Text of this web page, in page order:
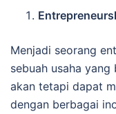
Menjadi seorang
sebuah usaha
akan tetapi dapat
dengan berbagai